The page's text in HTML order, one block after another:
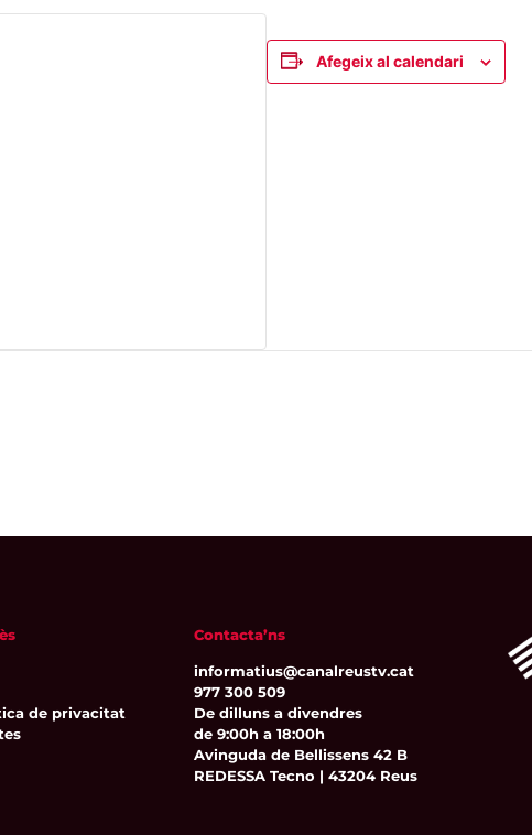
Afegeix al calendari
de privacitat
Contacta’ns
informatius@canalreustv.cat
977 300 509
De dilluns a divendres
de 9:00h a 18:00h
Avinguda de Bellissens 42 B
REDESSA Tecno | 43204 Reus